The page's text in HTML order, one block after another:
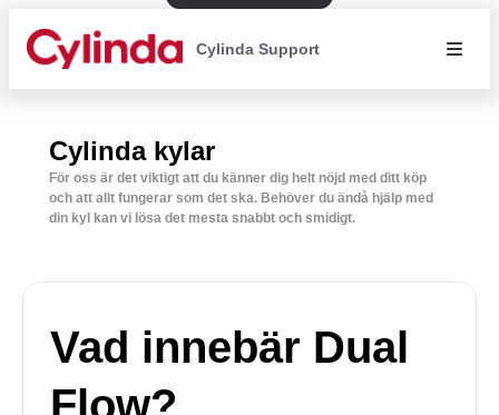
Cylinda Support
Cylinda kylar
För oss är det viktigt att du känner dig helt nöjd med ditt köp
och att allt fungerar som det ska. Behöver du ändå hjälp med
din kyl kan vi lösa det mesta snabbt och smidigt.
Vad innebär Dual
Flow?